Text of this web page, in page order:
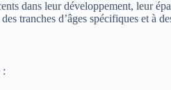
dans leur développement, leur
tranches d’âges spécifiques et à
: